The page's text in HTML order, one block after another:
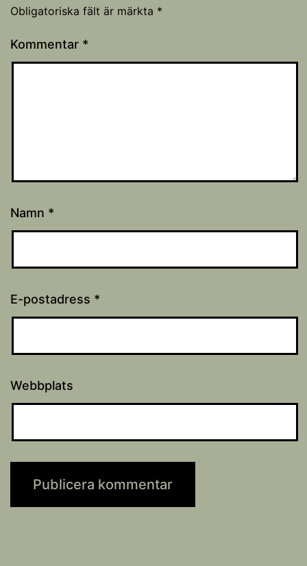
Obligatoriska fält är märkta *
Kommentar *
Namn *
E-postadress *
Webbplats